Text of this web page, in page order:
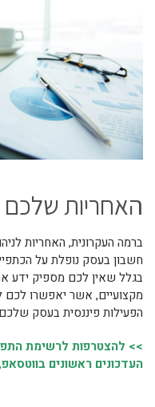
האחריות שלכם
‏ברמה העקרונית, האחריות
חשבון בעסק נופלת על
בגלל שאין לכם מספיק ידע
מקצועיים, אשר יאפשרו
הפעילות פיננסית בעסק
>> להצטרפות לרשימת
העדכונים ראשונים